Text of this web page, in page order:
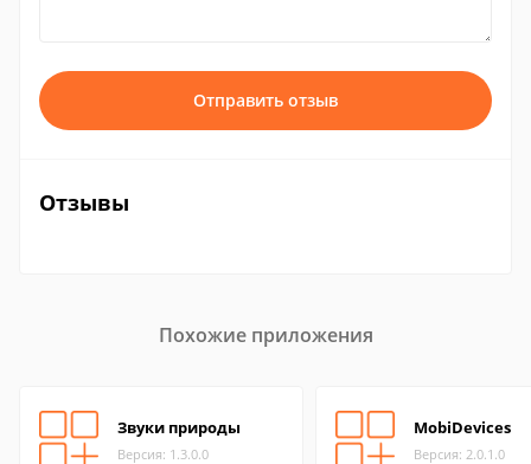
Отправить отзыв
Отзывы
Похожие приложения
Звуки природы
Версия: 1.3.0.0
MobiDevices
Версия: 2.0.1.0